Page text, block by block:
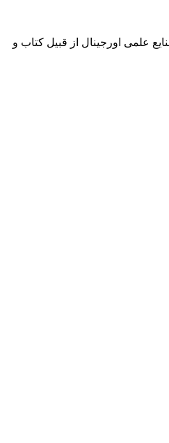
علمی اورجینال از قبیل کتاب و